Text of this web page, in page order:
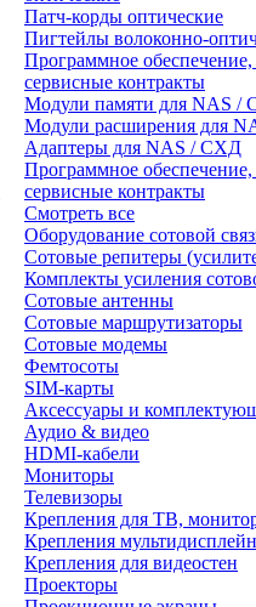
Патч-корды оптические
Пигтейлы волоконно-
Программное
сервисные контракты
Модули памяти для NAS /
Модули расширения для
Адаптеры для NAS / СХД
Программное
сервисные контракты
Смотреть все
Оборудование сотовой
Сотовые репитеры
Комплекты усиления
Сотовые антенны
Сотовые маршрутизаторы
Сотовые модемы
Фемтосоты
SIM-карты
Аксессуары и
Аудио & видео
HDMI-кабели
Мониторы
Телевизоры
Крепления для ТВ,
Крепления
Крепления для видеостен
Проекторы